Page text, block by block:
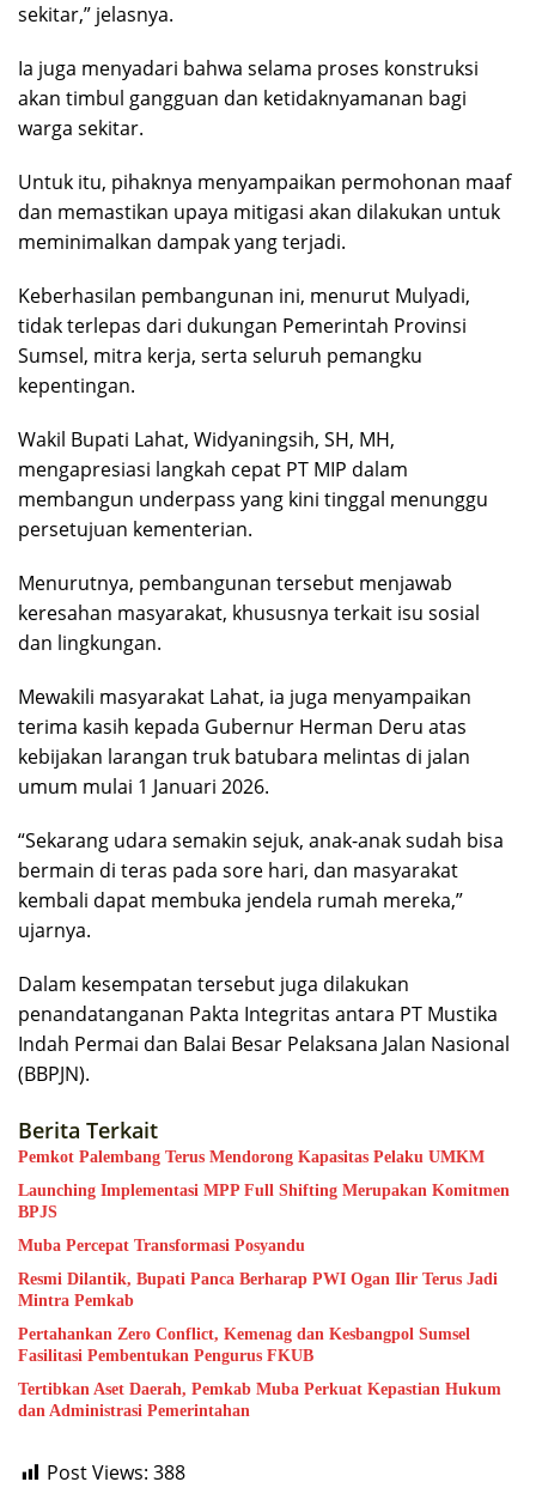
sekitar,” jelasnya.
Ia juga menyadari bahwa selama proses konstruksi
akan timbul gangguan dan ketidaknyamanan bagi
warga sekitar.
Untuk itu, pihaknya menyampaikan permohonan maaf
dan memastikan upaya mitigasi akan dilakukan untuk
meminimalkan dampak yang terjadi.
Keberhasilan pembangunan ini, menurut Mulyadi,
tidak terlepas dari dukungan Pemerintah Provinsi
Sumsel, mitra kerja, serta seluruh pemangku
kepentingan.
Wakil Bupati Lahat, Widyaningsih, SH, MH,
mengapresiasi langkah cepat PT MIP dalam
membangun underpass yang kini tinggal menunggu
persetujuan kementerian.
Menurutnya, pembangunan tersebut menjawab
keresahan masyarakat, khususnya terkait isu sosial
dan lingkungan.
Mewakili masyarakat Lahat, ia juga menyampaikan
terima kasih kepada Gubernur Herman Deru atas
kebijakan larangan truk batubara melintas di jalan
umum mulai 1 Januari 2026.
“Sekarang udara semakin sejuk, anak-anak sudah bisa
bermain di teras pada sore hari, dan masyarakat
kembali dapat membuka jendela rumah mereka,”
ujarnya.
Dalam kesempatan tersebut juga dilakukan
penandatanganan Pakta Integritas antara PT Mustika
Indah Permai dan Balai Besar Pelaksana Jalan Nasional
(BBPJN).
Berita Terkait
Pemkot Palembang Terus Mendorong Kapasitas Pelaku UMKM
Launching Implementasi MPP Full Shifting Merupakan Komitmen
BPJS
Muba Percepat Transformasi Posyandu
Resmi Dilantik, Bupati Panca Berharap PWI Ogan Ilir Terus Jadi
Mintra Pemkab
Pertahankan Zero Conflict, Kemenag dan Kesbangpol Sumsel
Fasilitasi Pembentukan Pengurus FKUB
Tertibkan Aset Daerah, Pemkab Muba Perkuat Kepastian Hukum
dan Administrasi Pemerintahan
Post Views: 388